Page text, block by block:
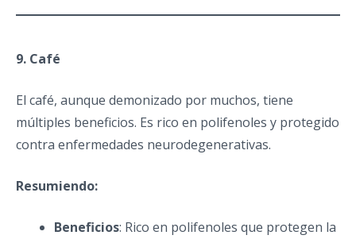
9. Café
El café, aunque demonizado por muchos, tiene
múltiples beneficios. Es rico en polifenoles y protegido
contra enfermedades neurodegenerativas.
Resumiendo:
Beneficios: Rico en polifenoles que protegen la